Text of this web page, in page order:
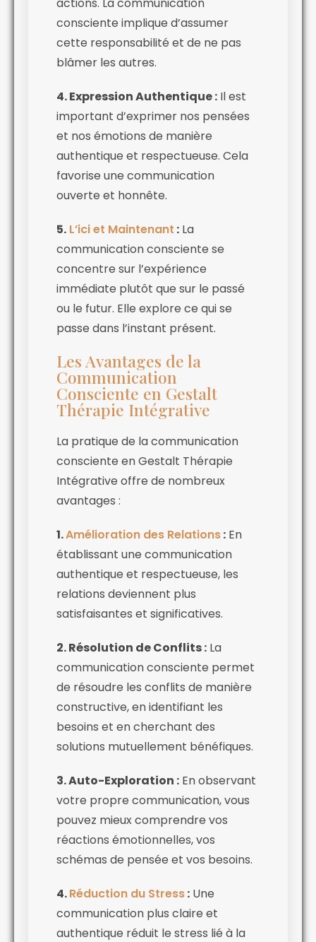
consciente implique d’assumer
cette responsabilité et de ne pas
blâmer les autres.
4. Expression Authentique : Il est
important d’exprimer nos pensées
et nos émotions de manière
authentique et respectueuse. Cela
favorise une communication
ouverte et honnête.
5. L’ici et Maintenant : La
communication consciente se
concentre sur l’expérience
immédiate plutôt que sur le passé
ou le futur. Elle explore ce qui se
passe dans l’instant présent.
Les Avantages de la
Communication
Consciente en Gestalt
Thérapie Intégrative
La pratique de la communication
consciente en Gestalt Thérapie
Intégrative offre de nombreux
avantages :
1.Amélioration des Relations: En
établissant une communication
authentique et respectueuse, les
relations deviennent plus
satisfaisantes et significatives.
2. Résolution de Conflits : La
communication consciente permet
de résoudre les conflits de manière
constructive, en identifiant les
besoins et en cherchant des
solutions mutuellement bénéfiques.
3. Auto-Exploration : En observant
votre propre communication, vous
pouvez mieux comprendre vos
réactions émotionnelles, vos
schémas de pensée et vos besoins.
4.Réduction du Stress: Une
communication plus claire et
authentique réduit le stress lié à la